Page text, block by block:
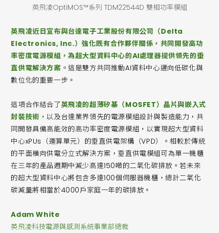
英飛凌OptiMOS™系列 TDM22544D 雙相功率模組
英飛凌近日宣布與台達電子工業股份有限公司（Delta
Electronics, Inc.）強化既有合作夥伴關係，共同開發高功
率密度電源模組，為超大型資料中心的AI處理器提供領先的垂
直供電解決方案。這是雙方共同推動AI資料中心邁向低碳化與
數位化的重要一步。
這項合作結合了英飛凌的超薄矽基（MOSFET）晶片與嵌入式
封裝技術 ，以及台達業界領先的電源模組設計與製造能力，共
同開發具備高能效的高功率密度電源模組，以實現超大型資料
中心xPUs（運算單元）的垂直供電架構（VPD）。相較於傳統
的平面橫向供電分立式解決方案，垂直供電模組可為單一機櫃
在三年的產品週期中減少高達150噸的二氧化碳排放。若未來
的超大型資料中心將包含多達100個伺服器機櫃，總計二氧化
碳減量將相當於4000戶家庭一年的碳排放。
Adam White
英飛凌科技電源與感測系統事業部總裁